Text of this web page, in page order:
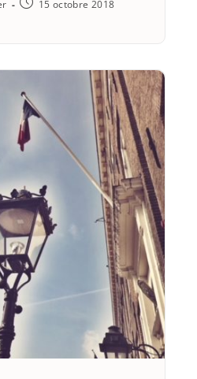
15 octobre 2018